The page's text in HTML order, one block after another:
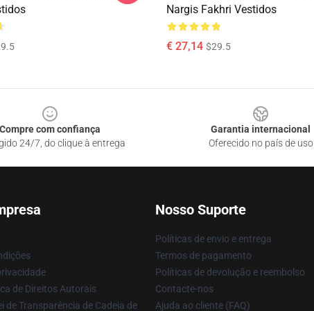
Nargis Fakhri Vestidos
€ 27,14 $29.5
Compre com confiança
24/7, do clique à entrega
Garantia internacional
Oferecido no país de uso
de Direitos Autorais
de Transparência de Cadeia de
Nosso Suporte
Políticas de envio e entrega
Termos de pagamento
Políticas de devolução e reembolso
Contacte-nos
Ajuda ao cliente (FAQ)